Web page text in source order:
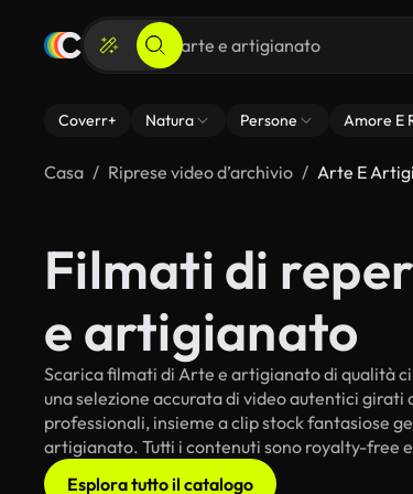
Coverr+ Natura Persone Amore E
Casa Riprese video d’archivio Arte E
Filmati di
e artigianato
Scarica filmati di Arte e artigianato di qualità
una selezione accurata di video autentici
professionali, insieme a clip stock fantasiose
artigianato. Tutti i contenuti sono royalty-free
Esplora tutto il catalogo